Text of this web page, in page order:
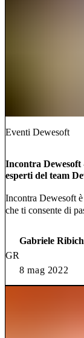
Eventi Dewesoft
Incontra
esperti del team
Incontra Dewesoft
che ti consente di
GR
Gabriele
8 mag 2022